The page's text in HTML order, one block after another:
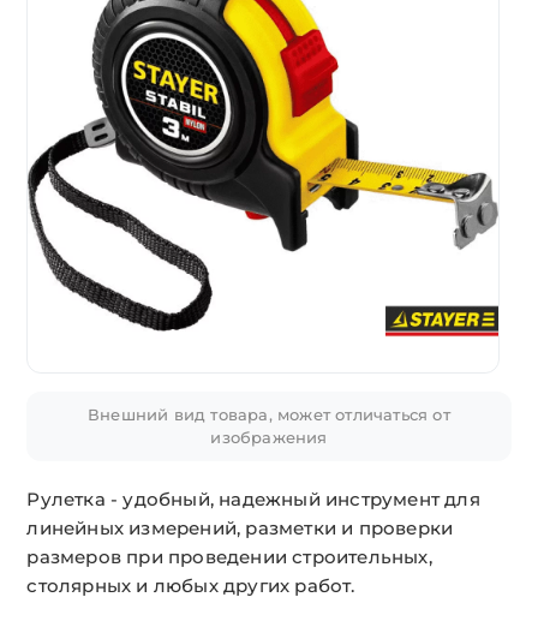
Внешний вид товара, может отличаться от
изображения
Рулетка - удобный, надежный инструмент для
линейных измерений, разметки и проверки
размеров при проведении строительных,
столярных и любых других работ.